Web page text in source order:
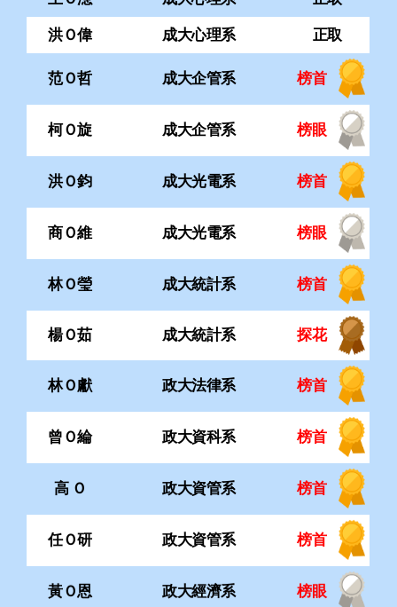
柯Ｏ旋 成大企管系 榜眼
洪Ｏ鈞 成大光電系 榜首
商Ｏ維 成大光電系 榜眼
林Ｏ瑩 成大統計系 榜首
楊Ｏ茹 成大統計系 探花
林Ｏ獻 政大法律系 榜首
曾Ｏ綸 政大資科系 榜首
高 Ｏ 政大資管系 榜首
任Ｏ研 政大資管系 榜首
黃Ｏ恩 政大經濟系 榜眼
陳Ｏ方 政大經濟系 探花
正取
徐Ｏ程 政大經濟系 正取